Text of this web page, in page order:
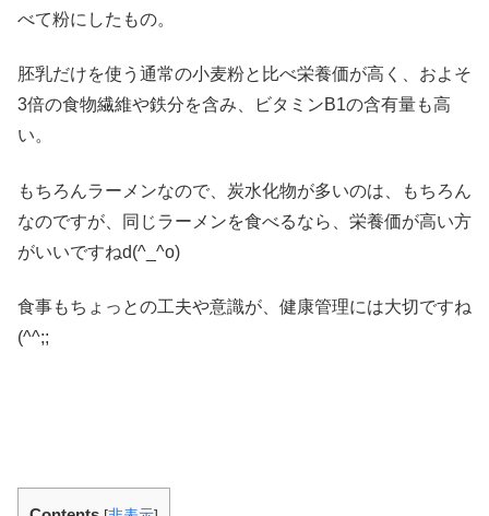
べて粉にしたもの。
胚乳だけを使う通常の小麦粉と比べ栄養価が高く、およそ
3倍の食物繊維や鉄分を含み、ビタミンB1の含有量も高
い。
もちろんラーメンなので、炭水化物が多いのは、もちろん
なのですが、同じラーメンを食べるなら、栄養価が高い方
がいいですねd(^_^o)
食事もちょっとの工夫や意識が、健康管理には大切ですね
(^^;;